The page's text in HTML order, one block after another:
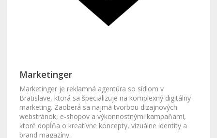
Marketinger
Marketinger je reklamná agentúra so sídlom v
Bratislave, ktorá sa špecializuje na komplexný digitálny
marketing. Zaoberá sa najmä tvorbou dizajnových
webstránok, e-shopov a výkonnostnými kampaňami,
ktoré dopĺňa o kreatívne koncepty, vizuálne identity a
brand magazíny.